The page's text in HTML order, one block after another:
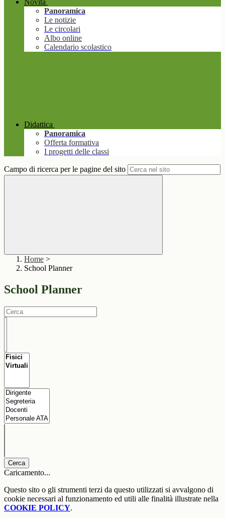
Novità
Panoramica
Le notizie
Le circolari
Albo online
Calendario scolastico
Didattica
Panoramica
Offerta formativa
I progetti delle classi
Campo di ricerca per le pagine del sito
Home >
School Planner
School Planner
Cerca
Caricamento...
Questo sito o gli strumenti terzi da questo utilizzati si avvalgono di
cookie necessari al funzionamento ed utili alle finalità illustrate nella
COOKIE POLICY.